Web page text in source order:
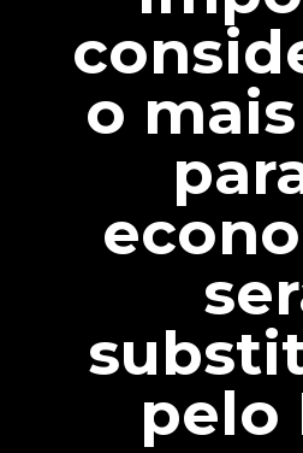
o
pelo